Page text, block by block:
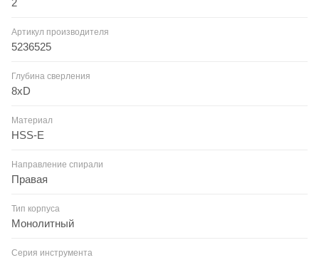
2
Артикул производителя
5236525
Глубина сверления
8xD
Материал
HSS-E
Направление спирали
Правая
Тип корпуса
Монолитный
Серия инструмента